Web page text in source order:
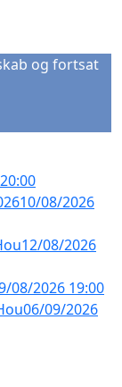
og fortsat
10/08/2026
12/08/2026
08/2026 19:00
06/09/2026